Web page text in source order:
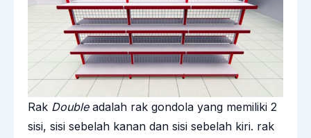
Rak Doubleadalah rak gondola yang memiliki 2
sisi, sisi sebelah kanan dan sisi sebelah kiri. rak